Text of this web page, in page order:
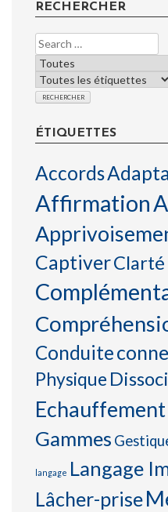
RECHERCHER
ÉTIQUETTES
Accords
Affirmation
CaptiverClarté
Conduite
Physique
Echauffement
Gammes
langage Langage
Lâcher-prise